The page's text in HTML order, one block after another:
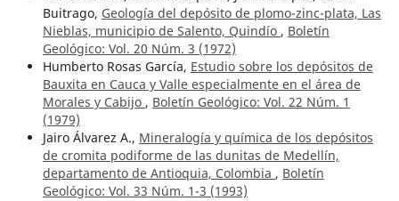
Buitrago, Geología del depósito de plomo-zinc-plata, Las
Nieblas, municipio de Salento, Quindío , Boletín
Geológico: Vol. 20 Núm. 3 (1972)
Humberto Rosas García, Estudio sobre los depósitos de
Bauxita en Cauca y Valle especialmente en el área de
Morales y Cabijo , Boletín Geológico: Vol. 22 Núm. 1
(1979)
Jairo Álvarez A., Mineralogía y química de los depósitos
de cromita podiforme de las dunitas de Medellín,
departamento de Antioquia, Colombia , Boletín
Geológico: Vol. 33 Núm. 1-3 (1993)